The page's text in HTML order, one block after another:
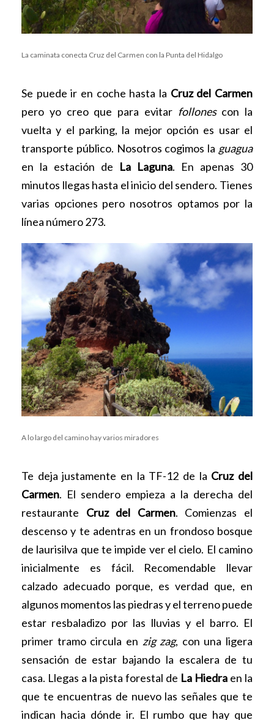
La caminata conecta Cruz del Carmen con la Punta del Hidalgo
Se puede ir en coche hasta la Cruz del Carmen
pero yo creo que para evitar follonescon la
vuelta y el parking, la mejor opción es usar el
transporte público. Nosotros cogimos la guagua
en la estación de La Laguna. En apenas 30
minutos llegas hasta el inicio del sendero. Tienes
varias opciones pero nosotros optamos por la
línea número 273.
A lo largo del camino hay varios miradores
Te deja justamente en la TF-12 de la Cruz del
Carmen. El sendero empieza a la derecha del
restaurante Cruz del Carmen. Comienzas el
descenso y te adentras en un frondoso bosque
de laurisilva que te impide ver el cielo. El camino
inicialmente es fácil. Recomendable llevar
calzado adecuado porque, es verdad que, en
algunos momentos las piedras y el terreno puede
estar resbaladizo por las lluvias y el barro. El
primer tramo circula en zig zag, con una ligera
sensación de estar bajando la escalera de tu
casa. Llegas a la pista forestal de La Hiedra en la
que te encuentras de nuevo las señales que te
indican hacia dónde ir. El rumbo que hay que